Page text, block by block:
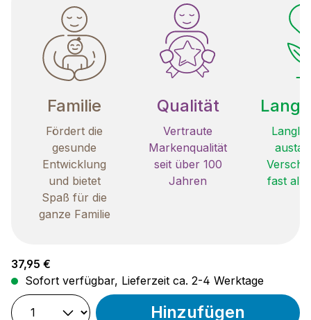
Familie
Fördert die
gesunde
Entwicklung
und bietet
Spaß für die
ganze Familie
Qualität
Vertraute
Markenqualität
seit über 100
Jahren
fast
Regulärer Preis:
37,95 €
Sofort verfügbar, Lieferzeit ca. 2-4 Werktage
Hinzufügen